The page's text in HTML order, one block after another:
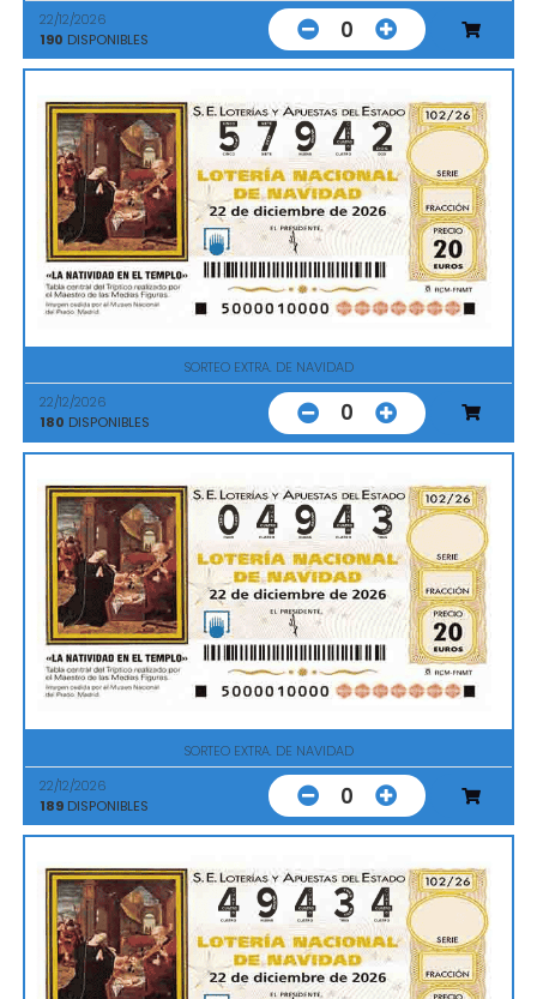
22/12/2026
190 DISPONIBLES 0
SORTEO EXTRA. DE NAVIDAD
22/12/2026
180 DISPONIBLES 0
SORTEO EXTRA. DE NAVIDAD
22/12/2026
189 DISPONIBLES 0